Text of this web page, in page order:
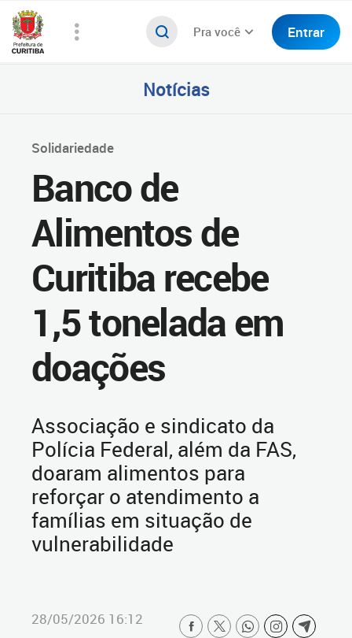
Pra você Entrar
Notícias
Solidariedade
Banco de
Alimentos de
Curitiba recebe
1,5 tonelada em
doações
Associação e sindicato da
Polícia Federal, além da FAS,
doaram alimentos para
reforçar o atendimento a
famílias em situação de
vulnerabilidade
28/05/2026 16:12